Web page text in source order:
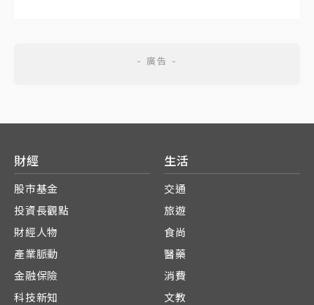
財經
股市基金
投資長觀點
財經人物
產業脈動
金融保險
科技新知
生活
交通
旅遊
食尚
醫藥
消費
文教